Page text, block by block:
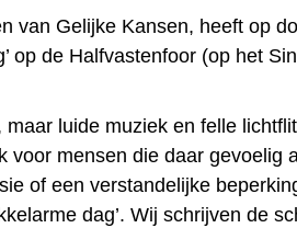
van Gelijke Kansen, heeft op
op de Halfvastenfoor (op het
luide muziek en felle
voor mensen die daar gevoelig
of een verstandelijke
dag’. Wij schrijven de